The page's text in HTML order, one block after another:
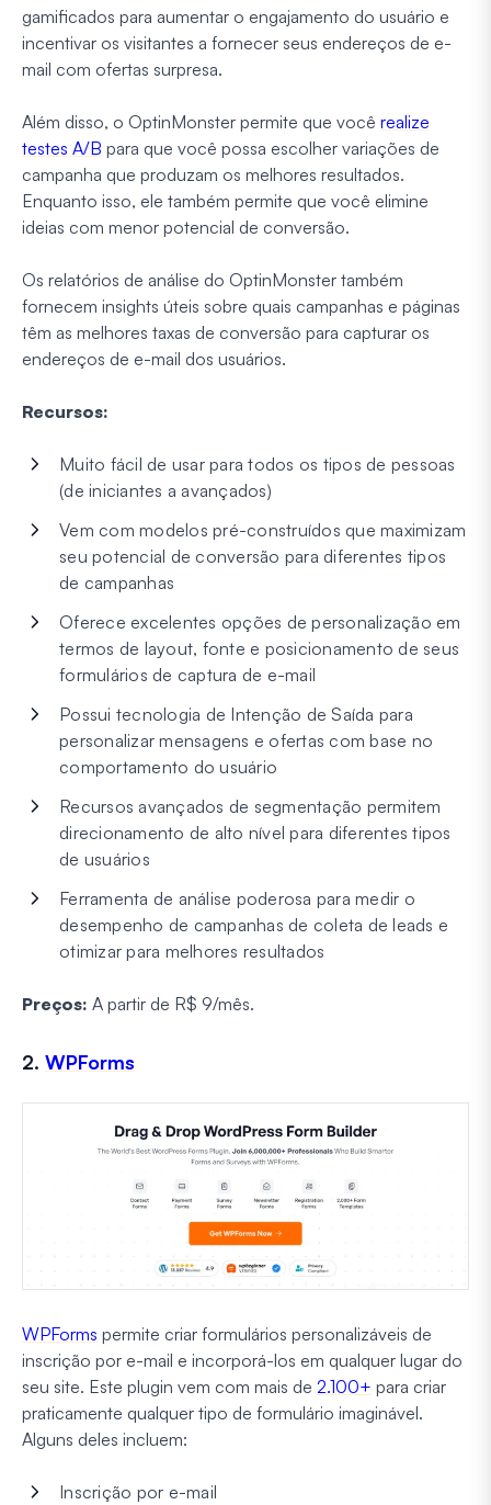
gamificados para aumentar o engajamento do usuário e
incentivar os visitantes a fornecer seus endereços de e-
mail com ofertas surpresa.
Além disso, o OptinMonster permite que você realize
testes A/B para que você possa escolher variações de
campanha que produzam os melhores resultados.
Enquanto isso, ele também permite que você elimine
ideias com menor potencial de conversão.
Os relatórios de análise do OptinMonster também
fornecem insights úteis sobre quais campanhas e páginas
têm as melhores taxas de conversão para capturar os
endereços de e-mail dos usuários.
Recursos:
Muito fácil de usar para todos os tipos de pessoas
(de iniciantes a avançados)
Vem com modelos pré-construídos que maximizam
seu potencial de conversão para diferentes tipos
de campanhas
Oferece excelentes opções de personalização em
termos de layout, fonte e posicionamento de seus
formulários de captura de e-mail
Possui tecnologia de Intenção de Saída para
personalizar mensagens e ofertas com base no
comportamento do usuário
Recursos avançados de segmentação permitem
direcionamento de alto nível para diferentes tipos
de usuários
Ferramenta de análise poderosa para medir o
desempenho de campanhas de coleta de leads e
otimizar para melhores resultados
Preços: A partir de R$ 9/mês.
2. WPForms
WPForms permite criar formulários personalizáveis de
inscrição por e-mail e incorporá-los em qualquer lugar do
seu site. Este plugin vem com mais de 2.100+ para criar
praticamente qualquer tipo de formulário imaginável.
Alguns deles incluem:
Inscrição por e-mail